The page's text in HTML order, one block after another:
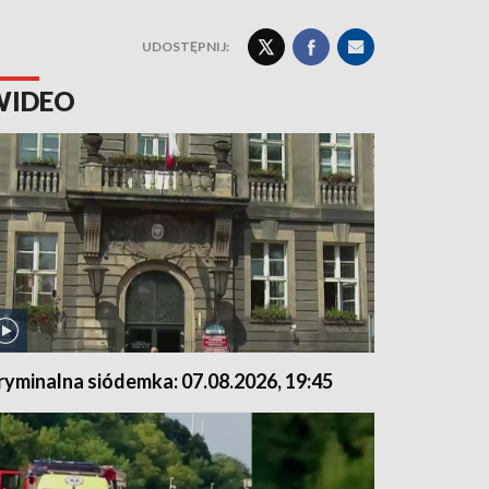
UDOSTĘPNIJ:
siódemka: 07.08.2026, 19:45